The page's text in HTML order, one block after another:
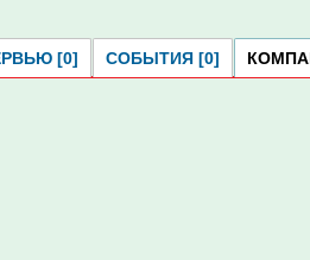
[0] СОБЫТИЯ [0]